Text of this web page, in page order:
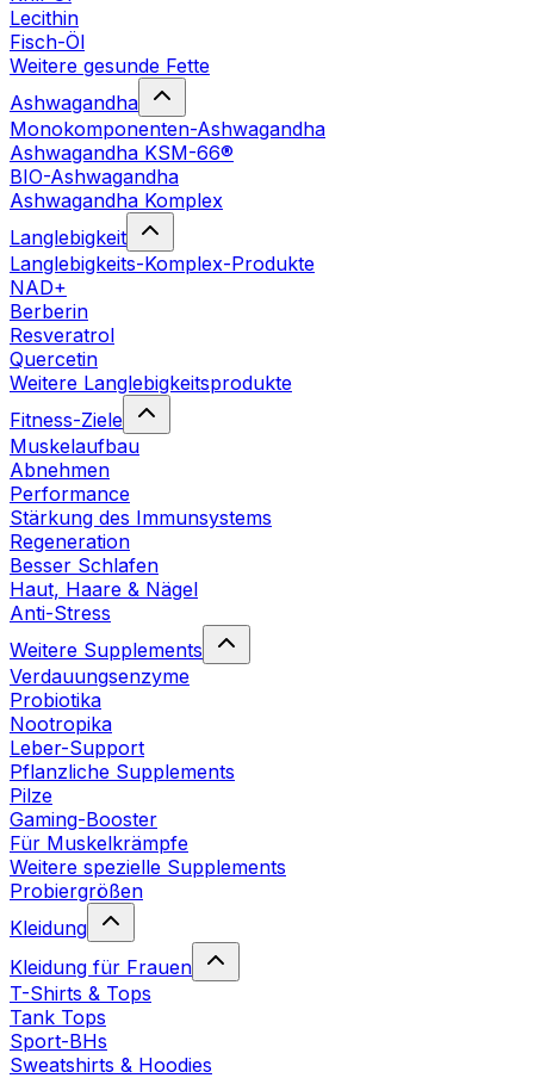
Lecithin
Fisch-Öl
Weitere gesunde Fette
Ashwagandha
Monokomponenten-Ashwagandha
Ashwagandha KSM-66®
BIO-Ashwagandha
Ashwagandha Komplex
Langlebigkeit
Langlebigkeits-Komplex-Produkte
NAD+
Berberin
Resveratrol
Quercetin
Weitere Langlebigkeitsprodukte
Fitness-Ziele
Muskelaufbau
Abnehmen
Performance
Stärkung des Immunsystems
Regeneration
Besser Schlafen
Haut, Haare & Nägel
Anti-Stress
Weitere Supplements
Verdauungsenzyme
Probiotika
Nootropika
Leber-Support
Pflanzliche Supplements
Pilze
Gaming-Booster
Für Muskelkrämpfe
Weitere spezielle Supplements
Probiergrößen
Kleidung
Kleidung für Frauen
T-Shirts & Tops
Tank Tops
Sport-BHs
Sweatshirts & Hoodies